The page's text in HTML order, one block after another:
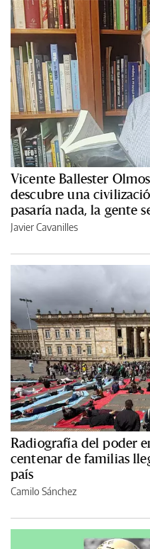
Vicente Ballester
descubre una
pasaría nada, la gente
Javier Cavanilles
Radiografía del poder
centenar de familias
país
Camilo Sánchez